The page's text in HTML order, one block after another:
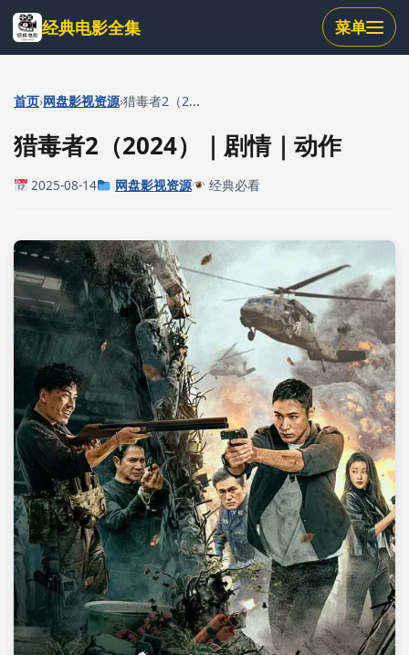
跳
到
主
内
经典电影全集 菜单
首页›网盘影视资源›猎毒者2（2...
猎毒者2（2024）｜剧情｜动作
2025-08-14 网盘影视资源 经典必看